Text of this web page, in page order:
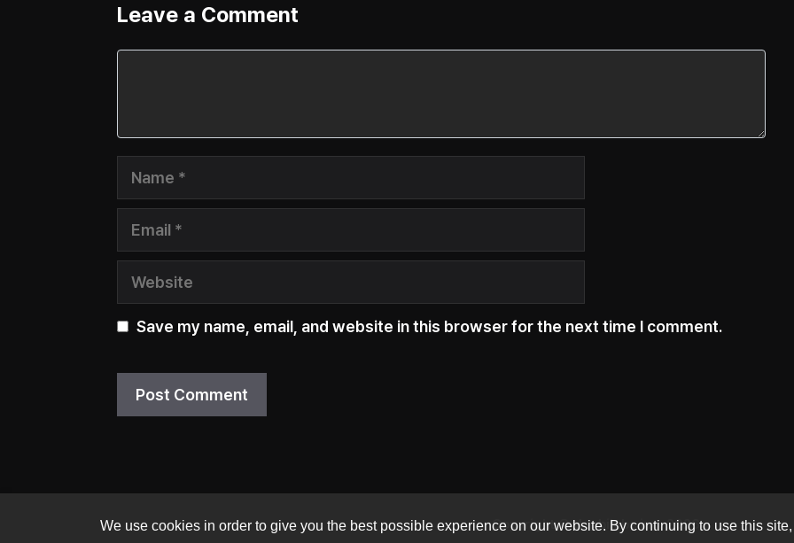
Leave a Comment
Name
Email
Website
Save my name, email, and website in this browser for the next time I comment.
Copyright © danbilabs inc. 2026
We use cookies in order to give you the best possible experience on our website. By continuing to use this